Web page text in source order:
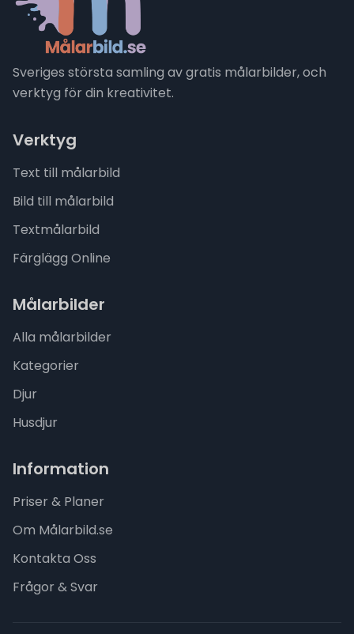
Sveriges största samling av gratis målarbilder, och
verktyg för din kreativitet.
Verktyg
Text till målarbild
Bild till målarbild
Textmålarbild
Färglägg Online
Målarbilder
Alla målarbilder
Kategorier
Djur
Husdjur
Information
Priser & Planer
Om Målarbild.se
Kontakta Oss
Frågor & Svar